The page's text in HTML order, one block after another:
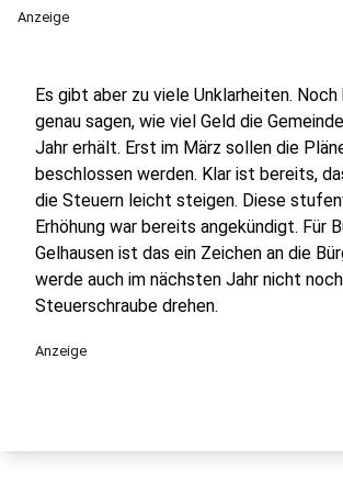
Anzeige
Es gibt aber zu viele Unklarheiten. Noch
genau sagen, wie viel Geld die
Jahr erhält. Erst im März sollen die
beschlossen werden. Klar ist bereits,
die Steuern leicht steigen. Diese
Erhöhung war bereits angekündigt. Für
Gelhausen ist das ein Zeichen an die
werde auch im nächsten Jahr nicht
Steuerschraube drehen.
Anzeige